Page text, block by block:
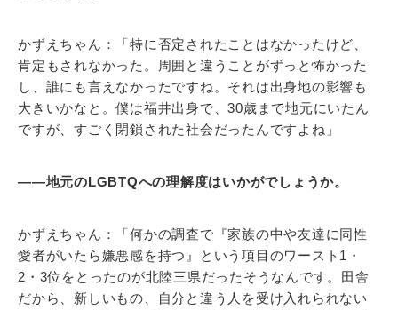
かずえちゃん：「特に否定されたことはなかったけど、
肯定もされなかった。周囲と違うことがずっと怖かった
し、誰にも言えなかったですね。それは出身地の影響も
大きいかなと。僕は福井出身で、30歳まで地元にいたん
ですが、すごく閉鎖された社会だったんですよね」
――地元のLGBTQへの理解度はいかがでしょうか。
かずえちゃん：「何かの調査で『家族の中や友達に同性
愛者がいたら嫌悪感を持つ』という項目のワースト1・
2・3位をとったのが北陸三県だったそうなんです。田舎
だから、新しいもの、自分と違う人を受け入れられない